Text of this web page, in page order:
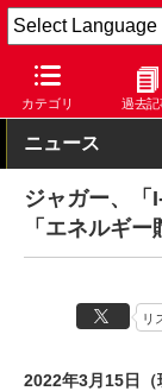
カテゴリ 過去記
Car Watch 自動車
ニュース
ジャガー、「
「エネルギ
リ
2022年3月15日（